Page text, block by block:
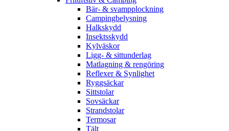
Bär- & svampplockning
Campingbelysning
Halkskydd
Insektsskydd
Kylväskor
Ligg- & sittunderlag
Matlagning & rengöring
Reflexer & Synlighet
Ryggsäckar
Sittstolar
Sovsäckar
Strandstolar
Termosar
Tält